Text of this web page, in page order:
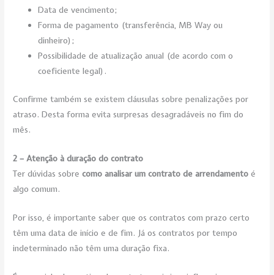
Data de vencimento;
Forma de pagamento (transferência, MB Way ou
dinheiro);
Possibilidade de atualização anual (de acordo com o
coeficiente legal).
Confirme também se existem cláusulas sobre penalizações por
atraso. Desta forma evita surpresas desagradáveis no fim do
mês.
2 – Atenção à duração do contrato
Ter dúvidas sobrecomo analisar um contrato de arrendamento é
algo comum.
Por isso, é importante saber que os contratos com prazo certo
têm uma data de início e de fim. Já os contratos por tempo
indeterminado não têm uma duração fixa.